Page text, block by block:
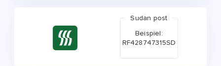
Sudan post
Beispiel:
RF428747315SD